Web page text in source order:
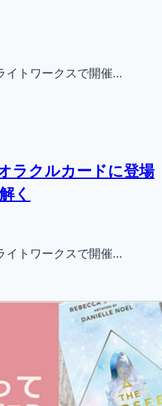
イトワークスで開催…
ラクルカードに登場
く
イトワークスで開催…